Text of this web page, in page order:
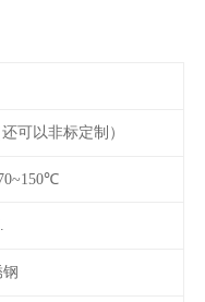
可以非标定制）
钢